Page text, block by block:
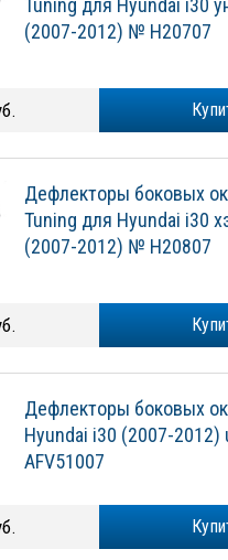
Tuning для Hyundai i30
(2007-2012) № H20707
Дефлекторы боковых
Tuning для Hyundai i30
(2007-2012) № H20807
Дефлекторы боковых
Hyundai i30 (2007-
AFV51007